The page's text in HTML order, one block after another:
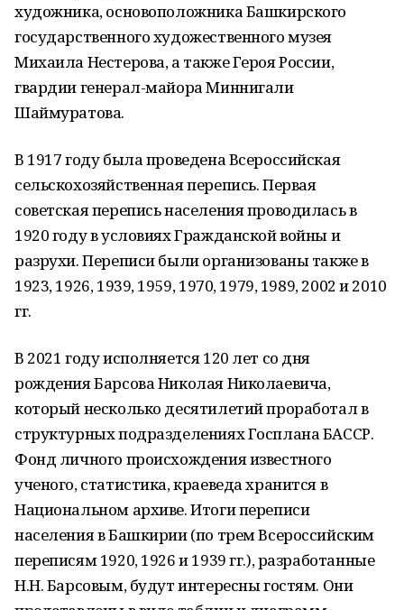
художника, основоположника Башкирского
государственного художественного музея
Михаила Нестерова, а также Героя России,
гвардии генерал-майора Миннигали
Шаймуратова.
В 1917 году была проведена Всероссийская
сельскохозяйственная перепись. Первая
советская перепись населения проводилась в
1920 году в условиях Гражданской войны и
разрухи. Переписи были организованы также в
1923, 1926, 1939, 1959, 1970, 1979, 1989, 2002 и 2010
гг.
В 2021 году исполняется 120 лет со дня
рождения Барсова Николая Николаевича,
который несколько десятилетий проработал в
структурных подразделениях Госплана БАССР.
Фонд личного происхождения известного
ученого, статистика, краеведа хранится в
Национальном архиве. Итоги переписи
населения в Башкирии (по трем Всероссийским
переписям 1920, 1926 и 1939 гг.), разработанные
Н.Н. Барсовым, будут интересны гостям. Они